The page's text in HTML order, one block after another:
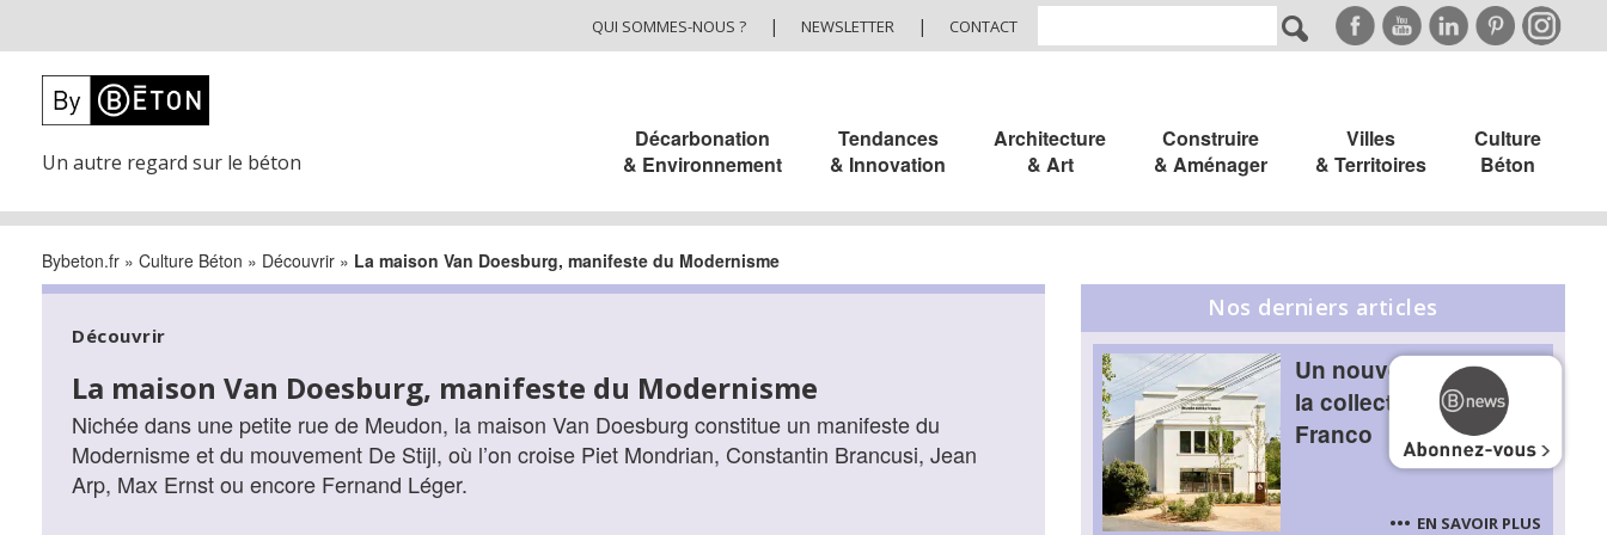
QUI SOMMES-NOUS ? | NEWSLETTER | CONTACT
Un autre regard sur le béton
Décarbonation
& Environnement
Tendances
& Innovation
Architecture
& Art
Construire
& Aménager
Villes
& Territoires
Culture
Béton
Bybeton.fr » Culture Béton » Découvrir » La maison Van Doesburg, manifeste du Modernisme
Découvrir
La maison Van Doesburg, manifeste du Modernisme
Nichée dans une petite rue de Meudon, la maison Van Doesburg constitue un manifeste du
Modernisme et du mouvement De Stijl, où l’on croise Piet Mondrian, Constantin Brancusi, Jean
Arp, Max Ernst ou encore Fernand Léger.
Nos derniers articles
Un nouvel écrin pour
la collection Cérès
Franco
EN SAVOIR PLUS